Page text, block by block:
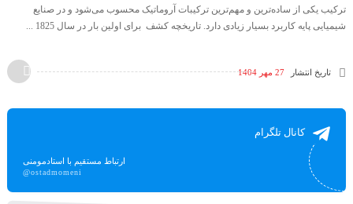
ترکیب یکی از ساده‌ترین و مهم‌ترین ترکیبات آروماتیک محسوب می‌شود و در صنایع
شیمیایی پایه کاربرد بسیار زیادی دارد. تاریخچه کشف برای اولین بار در سال 1825 ...
تاریخ انتشار 27 مهر 1404
کانال تلگرام
ارتباط مستقیم با استادمومنی
@ostadmomeni